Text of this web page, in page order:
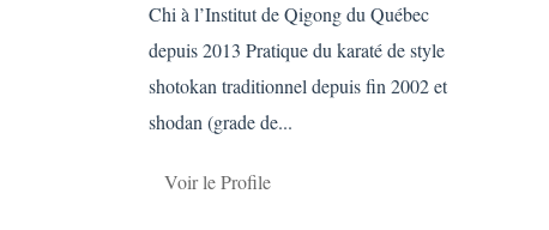
Chi à l’Institut de Qigong du Québec
depuis 2013 Pratique du karaté de style
shotokan traditionnel depuis fin 2002 et
shodan (grade de...
Voir le Profile